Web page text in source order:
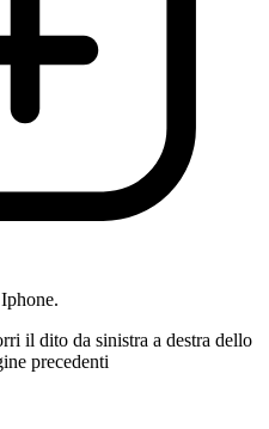
il dito da sinistra a destra dello
precedenti